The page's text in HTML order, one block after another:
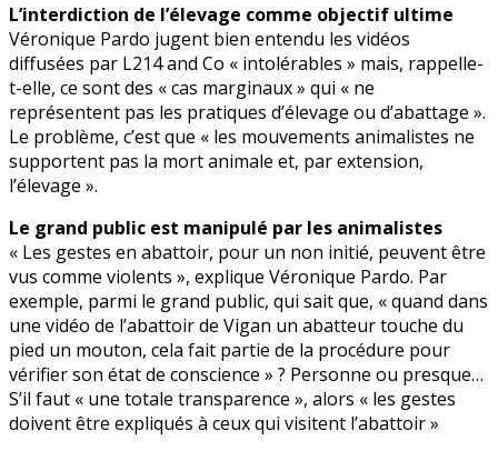
L’interdiction de l’élevage comme objectif ultime
Véronique Pardo jugent bien entendu les vidéos
diffusées par L214 and Co « intolérables » mais, rappelle-
t-elle, ce sont des « cas marginaux » qui « ne
représentent pas les pratiques d’élevage ou d’abattage ».
Le problème, c’est que « les mouvements animalistes ne
supportent pas la mort animale et, par extension,
l’élevage ».
Le grand public est manipulé par les animalistes
« Les gestes en abattoir, pour un non initié, peuvent être
vus comme violents », explique Véronique Pardo. Par
exemple, parmi le grand public, qui sait que, « quand dans
une vidéo de l’abattoir de Vigan un abatteur touche du
pied un mouton, cela fait partie de la procédure pour
vérifier son état de conscience » ? Personne ou presque…
S’il faut « une totale transparence », alors « les gestes
doivent être expliqués à ceux qui visitent l’abattoir »